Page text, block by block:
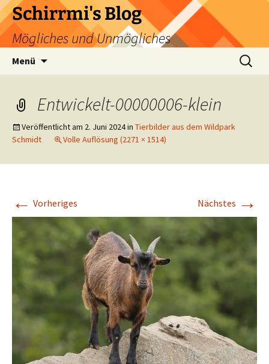
Zum
Inhalt
springen
Schirrmi's Blog
Mögliches und Unmögliches
Menü
Suchen
nach:
Entwickelt-00000006-klein
Veröffentlicht am 2. Juni 2024in Tierbilder aus dem Wildpark
Schmidt
Volle Auflösung (2271 × 1514)
← Vorheriges Nächstes →